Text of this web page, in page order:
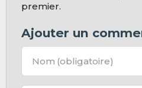
premier.
Ajouter un
Nom (obligatoire)